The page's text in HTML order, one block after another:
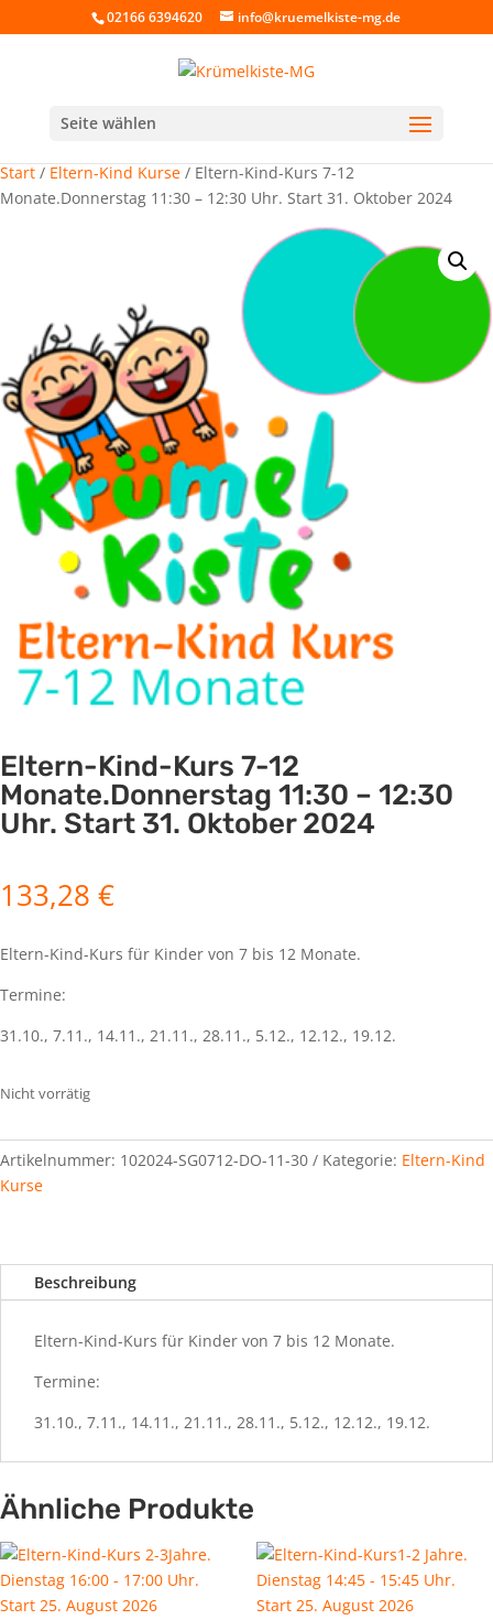
02166 6394620 info@kruemelkiste-mg.de
Seite wählen
Start / Eltern-Kind Kurse / Eltern-Kind-Kurs 7-12
Monate.Donnerstag 11:30 – 12:30 Uhr. Start 31. Oktober 2024
Eltern-Kind-Kurs 7-12
Monate.Donnerstag 11:30 – 12:30
Uhr. Start 31. Oktober 2024
133,28 €
Eltern-Kind-Kurs für Kinder von 7 bis 12 Monate.
Termine:
31.10., 7.11., 14.11., 21.11., 28.11., 5.12., 12.12., 19.12.
Nicht vorrätig
Artikelnummer: 102024-SG0712-DO-11-30 Kategorie: Eltern-Kind
Kurse
Beschreibung
Eltern-Kind-Kurs für Kinder von 7 bis 12 Monate.
Termine:
31.10., 7.11., 14.11., 21.11., 28.11., 5.12., 12.12., 19.12.
Ähnliche Produkte